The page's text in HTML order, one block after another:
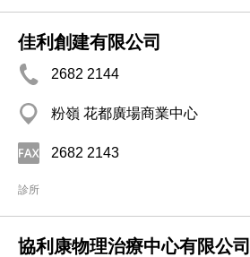
佳利創建有限公司
2682 2144
粉嶺 花都廣場商業中心
2682 2143
診所
協利康物理治療中心有限公司